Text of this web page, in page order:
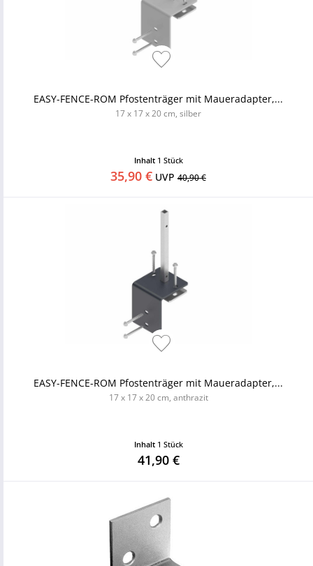
EASY-FENCE-ROM Pfostenträger mit Maueradapter,...
17 x 17 x 20 cm, silber
Inhalt 1 Stück
35,90 € UVP 40,90 €
EASY-FENCE-ROM Pfostenträger mit Maueradapter,...
17 x 17 x 20 cm, anthrazit
Inhalt 1 Stück
41,90 €